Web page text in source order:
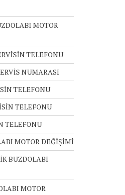
MOTOR
TELEFONU
NUMARASI
TELEFONU
TELEFONU
TELEFONU
MOTOR DEĞİŞİMİ
BUZDOLABI
MOTOR